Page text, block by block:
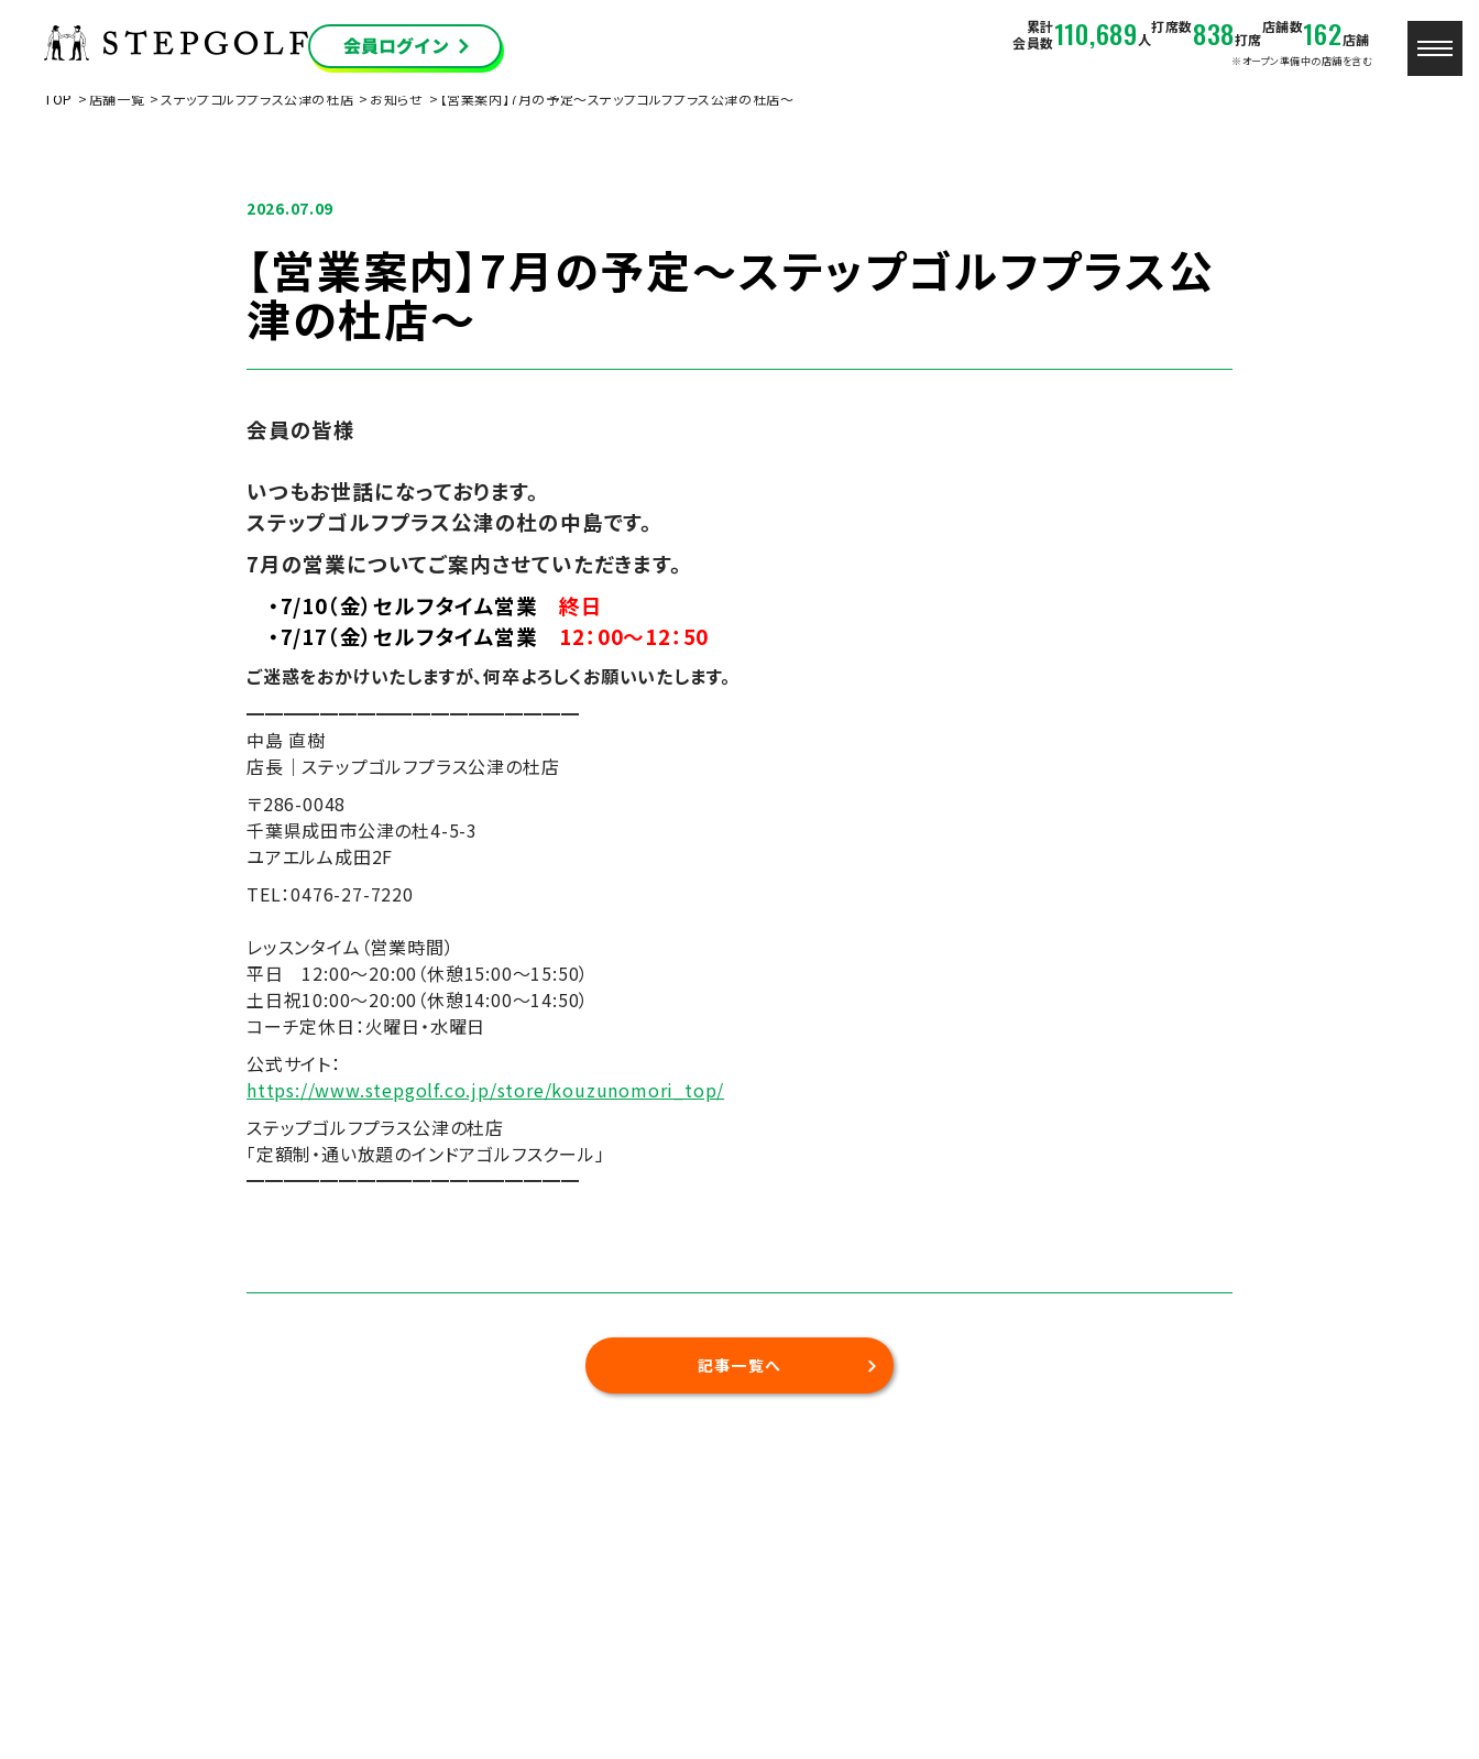
累計
会員数110,689 人
打席数838打席
店舗数162店舗
※オープン準備中の店舗を含む
TOP 店舗一覧 ステップゴルフプラス公津の杜店 お知らせ 【営業案内】7月の予定～ステップゴルフプラス公津の杜店～
2026.07.09
【営業案内】7月の予定～ステップゴルフプラス公
津の杜店～
会員の皆様
いつもお世話になっております。
ステップゴルフプラス公津の杜の中島です。
7月の営業についてご案内させていただきます。
・7/10（金）セルフタイム営業終日
・7/17（金）セルフタイム営業 12：00～12：50
ご迷惑をおかけいたしますが、何卒よろしくお願いいたします。
━━━━━━━━━━━━━━━━━━
中島 直樹
店長｜ステップゴルフプラス公津の杜店
〒286-0048
千葉県成田市公津の杜4-5-3
ユアエルム成田2F
TEL：0476-27-7220
レッスンタイム（営業時間）
平日 12:00～20:00（休憩15:00～15:50）
土日祝10:00～20:00（休憩14:00～14:50）
コーチ定休日：火曜日・水曜日
公式サイト：
https://www.stepgolf.co.jp/store/kouzunomori_top/
ステップゴルフプラス公津の杜店
「定額制・通い放題のインドアゴルフスクール」
━━━━━━━━━━━━━━━━━━
記事一覧へ